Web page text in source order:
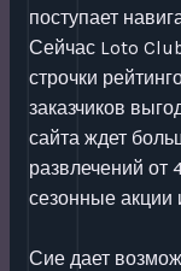
поступает
Сейчас Loto
строчки
заказчиков
сайта ждет
развлечений от
сезонные
Сие дает